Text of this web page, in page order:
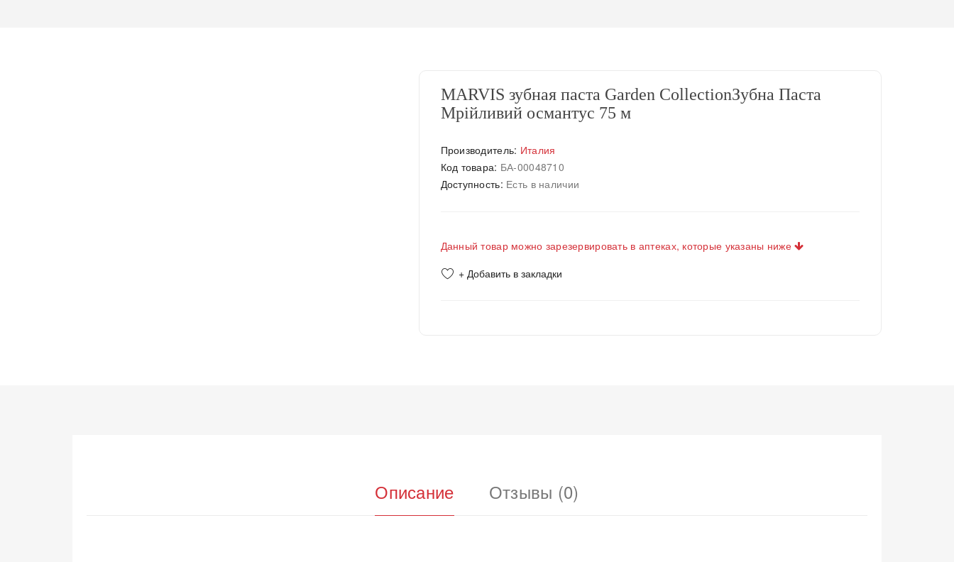
MARVIS зубная паста Garden CollectionЗубна Паста
Мрійливий османтус 75 м
Производитель: Италия
Код товара: БА-00048710
Доступность: Есть в наличии
Данный товар можно зарезервировать в аптеках, которые указаны ниже
+ Добавить в закладки
Описание Отзывы (0)